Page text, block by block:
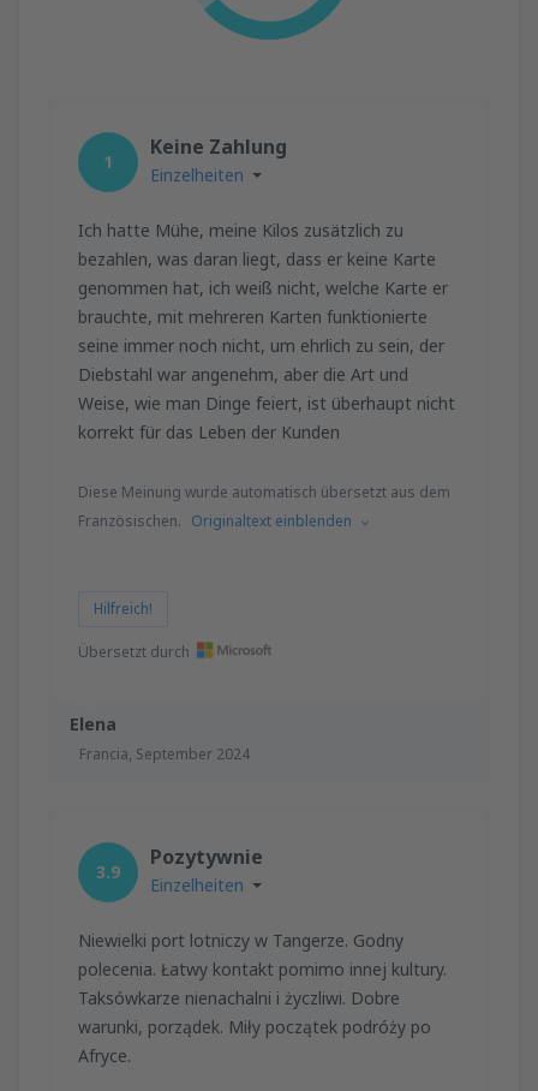
Elena
Francia, September 2024
1
Keine Zahlung
Einzelheiten
Ich hatte Mühe, meine Kilos zusätzlich zu
bezahlen, was daran liegt, dass er keine Karte
genommen hat, ich weiß nicht, welche Karte er
brauchte, mit mehreren Karten funktionierte
seine immer noch nicht, um ehrlich zu sein, der
Diebstahl war angenehm, aber die Art und
Weise, wie man Dinge feiert, ist überhaupt nicht
korrekt für das Leben der Kunden
Diese Meinung wurde automatisch übersetzt aus dem
Französischen. Originaltext einblenden
Hilfreich!
Übersetzt durch
3.9
Pozytywnie
Einzelheiten
Niewielki port lotniczy w Tangerze. Godny
polecenia. Łatwy kontakt pomimo innej kultury.
Taksówkarze nienachalni i życzliwi. Dobre
warunki, porządek. Miły początek podróży po
Afryce.